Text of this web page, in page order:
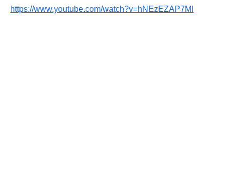
https://www.youtube.com/watch?v=hNEzEZAP7MI